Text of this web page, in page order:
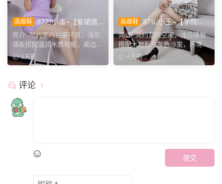
高跟鞋 877/小清~【紫裙倩
影】紫裙衬温婉，轻咳敛神
态，步履尽显优雅格调。
简介: 简约室内拍摄环境，浅灰
墙板搭配温润木质地板，桌边鲜
花点缀空间氛围。小清...
5天前
高跟鞋 876/小玉~【学院闲
叙】室间学院格调，抬脚轻卸
鞋履，尽显少女灵动姿态。
简介: 简约室内空间，浅白墙板
搭配木地板与灰色沙发，环境干
净素雅。小玉身着学院...
6天前
评论 1
提交